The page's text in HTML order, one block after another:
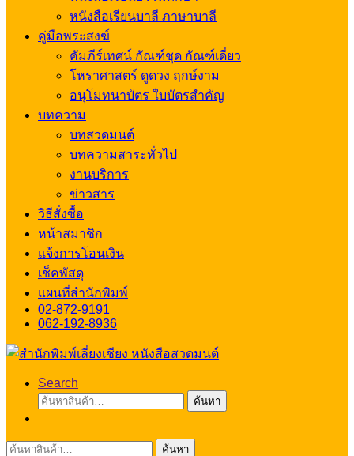
หนังสือเรียนบาลี ภาษาบาลี
คู่มือพระสงฆ์
คัมภีร์เทศน์ กัณฑ์ชุด กัณฑ์เดี่ยว
โหราศาสตร์ ดูดวง ฤกษ์งาม
อนุโมทนาบัตร ใบบัตรสำคัญ
บทความ
บทสวดมนต์
บทความสาระทั่วไป
งานบริการ
ข่าวสาร
วิธีสั่งซื้อ
หน้าสมาชิก
แจ้งการโอนเงิน
เช็คพัสดุ
แผนที่สำนักพิมพ์
02-872-9191
062-192-8936
Search
ค้นหา:
ค้นหา
ค้นหา: ค้นหา